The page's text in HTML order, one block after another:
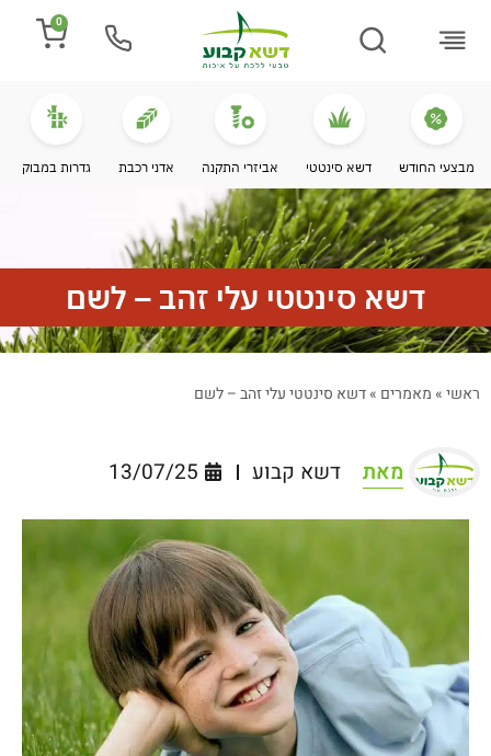
0
מבצעי החודש דשא סינטטי אביזרי התקנה אדני רכבת גדרות במבוק
דשא סינטטי עלי זהב – לשם
ראשי»מאמרים »דשא סינטטי עלי זהב – לשם
מאת דשא קבוע 13/07/25